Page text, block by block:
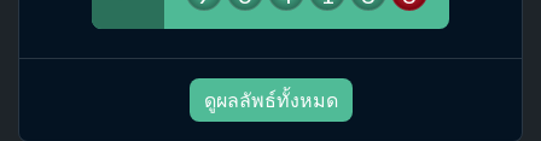
ดูผลลัพธ์ทั้งหมด